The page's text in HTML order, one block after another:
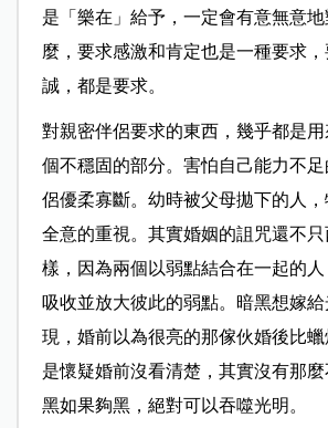
是「樂在」給予，一定會有意無意
麼，要求感激和肯定也是一種要求
誠，都是要求。
對親密伴侶要求的東西，幾乎都是
個不穩固的部分。害怕自己能力不
侶優柔寡斷。幼時被父母拋下的人
全意的重視。其實婚姻的詛咒還不
樣，因為兩個以弱點結合在一起的人
吸收並放大彼此的弱點。暗黑想嫁
現，婚前以為很亮的那傢伙婚後比
是懷疑婚前沒看清楚，其實沒有那
黑如果夠黑，絕對可以吞噬光明。